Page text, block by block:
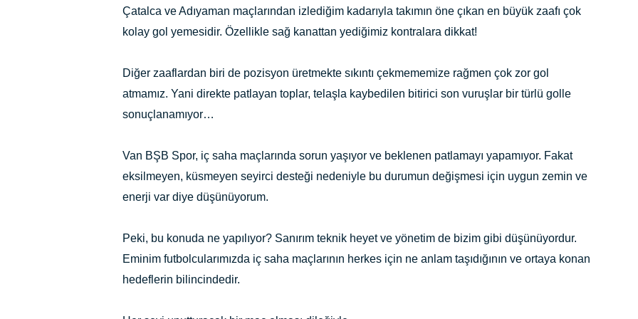
Çatalca ve Adıyaman maçlarından izlediğim kadarıyla takımın öne çıkan en büyük zaafı çok
kolay gol yemesidir. Özellikle sağ kanattan yediğimiz kontralara dikkat!
Diğer zaaflardan biri de pozisyon üretmekte sıkıntı çekmememize rağmen çok zor gol
atmamız. Yani direkte patlayan toplar, telaşla kaybedilen bitirici son vuruşlar bir türlü golle
sonuçlanamıyor…
Van BŞB Spor, iç saha maçlarında sorun yaşıyor ve beklenen patlamayı yapamıyor. Fakat
eksilmeyen, küsmeyen seyirci desteği nedeniyle bu durumun değişmesi için uygun zemin ve
enerji var diye düşünüyorum.
Peki, bu konuda ne yapılıyor? Sanırım teknik heyet ve yönetim de bizim gibi düşünüyordur.
Eminim futbolcularımızda iç saha maçlarının herkes için ne anlam taşıdığının ve ortaya konan
hedeflerin bilincindedir.